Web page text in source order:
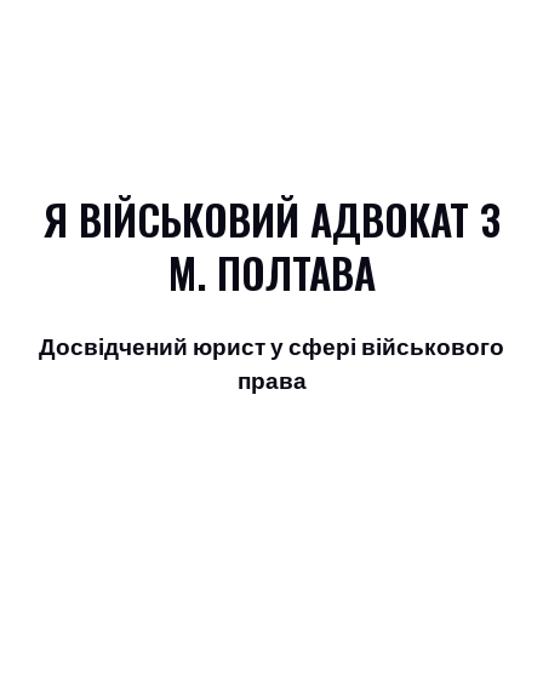
Я ВІЙСЬКОВИЙ АДВОКАТ З
М. ПОЛТАВА
Досвідчений юрист у сфері військового
права